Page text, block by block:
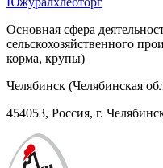
Основная сфера
сельскохозяйственного
корма, крупы)
Челябинск (Челябинская
454053, Россия, г.